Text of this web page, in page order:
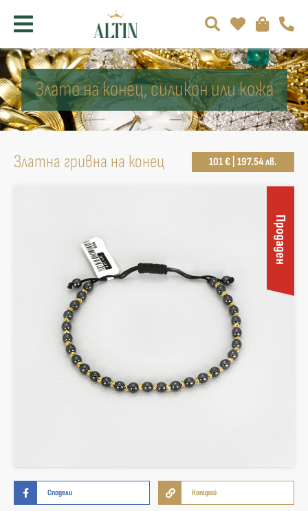
Злато на конец, силикон или кожа
Златна гривна на конец 101 € | 197.54 лв.
Продаден
Сподели Копирай